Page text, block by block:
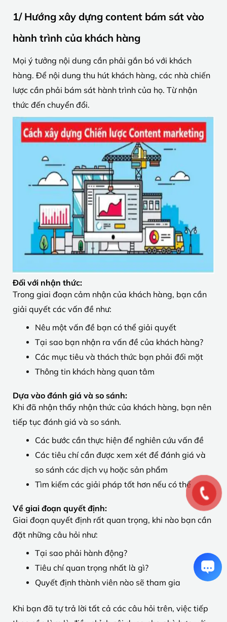
1/ Hướng xây dựng content bám sát vào
hành trình của khách hàng
Mọi ý tưởng nội dung cần phải gắn bó với khách
hàng. Để nội dung thu hút khách hàng, các nhà chiến
lược cần phải bám sát hành trình của họ. Từ nhận
thức đến chuyển đổi.
Đối với nhận thức:
Trong giai đoạn cảm nhận của khách hàng, bạn cần
giải quyết các vấn đề như:
Nêu một vấn đề bạn có thể giải quyết
Tại sao bạn nhận ra vấn đề của khách hàng?
Các mục tiêu và thách thức bạn phải đối mặt
Thông tin khách hàng quan tâm
Dựa vào đánh giá và so sánh:
Khi đã nhận thấy nhận thức của khách hàng, bạn nên
tiếp tục đánh giá và so sánh.
Các bước cần thực hiện để nghiên cứu vấn đề
Các tiêu chí cần được xem xét để đánh giá và
so sánh các dịch vụ hoặc sản phẩm
Tìm kiếm các giải pháp tốt hơn nếu có thể
Về giai đoạn quyết định:
Giai đoạn quyết định rất quan trọng, khi nào bạn cần
đặt những câu hỏi như:
Tại sao phải hành động?
Tiêu chí quan trọng nhất là gì?
Quyết định thành viên nào sẽ tham gia
Khi bạn đã tự trả lời tất cả các câu hỏi trên, việc tiếp